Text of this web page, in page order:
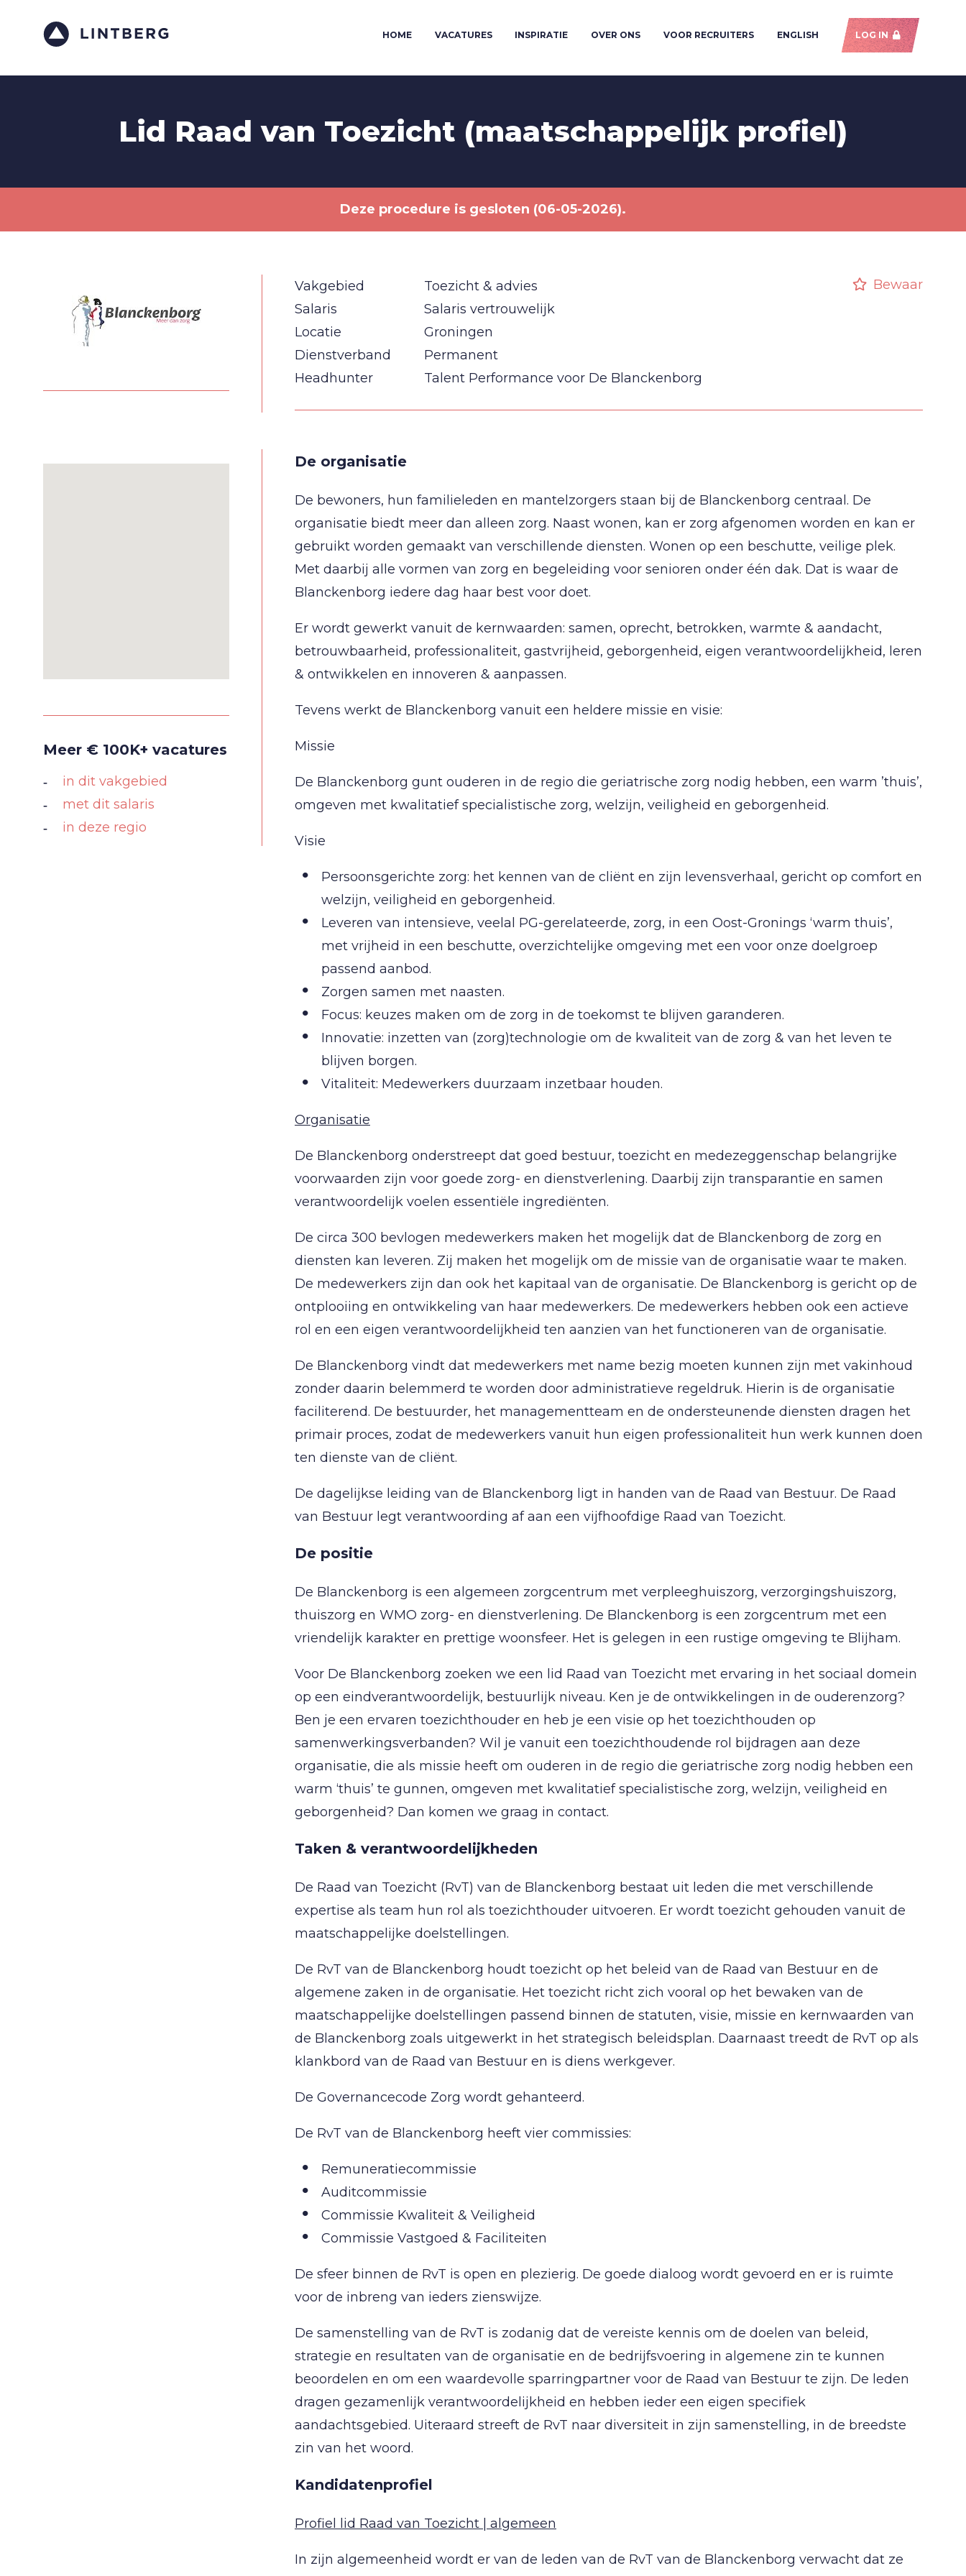
HOME VACATURES INSPIRATIE OVER ONS VOOR RECRUITERS ENGLISH LOG IN
Lid Raad van Toezicht (maatschappelijk profiel)
Deze procedure is gesloten (06-05-2026).
Vakgebied
Toezicht & advies
Salaris
Salaris vertrouwelijk
Locatie
Groningen
Dienstverband
Permanent
Headhunter
Talent Performance voor De Blanckenborg
Bewaar
Meer € 100K+ vacatures
in dit vakgebied
met dit salaris
in deze regio
De organisatie
De bewoners, hun familieleden en mantelzorgers staan bij de Blanckenborg centraal. De
organisatie biedt meer dan alleen zorg. Naast wonen, kan er zorg afgenomen worden en kan er
gebruikt worden gemaakt van verschillende diensten. Wonen op een beschutte, veilige plek.
Met daarbij alle vormen van zorg en begeleiding voor senioren onder één dak. Dat is waar de
Blanckenborg iedere dag haar best voor doet.
Er wordt gewerkt vanuit de kernwaarden: samen, oprecht, betrokken, warmte & aandacht,
betrouwbaarheid, professionaliteit, gastvrijheid, geborgenheid, eigen verantwoordelijkheid, leren
& ontwikkelen en innoveren & aanpassen.
Tevens werkt de Blanckenborg vanuit een heldere missie en visie:
Missie
De Blanckenborg gunt ouderen in de regio die geriatrische zorg nodig hebben, een warm ’thuis’,
omgeven met kwalitatief specialistische zorg, welzijn, veiligheid en geborgenheid.
Visie
Persoonsgerichte zorg: het kennen van de cliënt en zijn levensverhaal, gericht op comfort en
welzijn, veiligheid en geborgenheid.
Leveren van intensieve, veelal PG-gerelateerde, zorg, in een Oost-Gronings ‘warm thuis’,
met vrijheid in een beschutte, overzichtelijke omgeving met een voor onze doelgroep
passend aanbod.
Zorgen samen met naasten.
Focus: keuzes maken om de zorg in de toekomst te blijven garanderen.
Innovatie: inzetten van (zorg)technologie om de kwaliteit van de zorg & van het leven te
blijven borgen.
Vitaliteit: Medewerkers duurzaam inzetbaar houden.
Organisatie
De Blanckenborg onderstreept dat goed bestuur, toezicht en medezeggenschap belangrijke
voorwaarden zijn voor goede zorg- en dienstverlening. Daarbij zijn transparantie en samen
verantwoordelijk voelen essentiële ingrediënten.
De circa 300 bevlogen medewerkers maken het mogelijk dat de Blanckenborg de zorg en
diensten kan leveren. Zij maken het mogelijk om de missie van de organisatie waar te maken.
De medewerkers zijn dan ook het kapitaal van de organisatie. De Blanckenborg is gericht op de
ontplooiing en ontwikkeling van haar medewerkers. De medewerkers hebben ook een actieve
rol en een eigen verantwoordelijkheid ten aanzien van het functioneren van de organisatie.
De Blanckenborg vindt dat medewerkers met name bezig moeten kunnen zijn met vakinhoud
zonder daarin belemmerd te worden door administratieve regeldruk. Hierin is de organisatie
faciliterend. De bestuurder, het managementteam en de ondersteunende diensten dragen het
primair proces, zodat de medewerkers vanuit hun eigen professionaliteit hun werk kunnen doen
ten dienste van de cliënt.
De dagelijkse leiding van de Blanckenborg ligt in handen van de Raad van Bestuur. De Raad
van Bestuur legt verantwoording af aan een vijfhoofdige Raad van Toezicht.
De positie
De Blanckenborg is een algemeen zorgcentrum met verpleeghuiszorg, verzorgingshuiszorg,
thuiszorg en WMO zorg- en dienstverlening. De Blanckenborg is een zorgcentrum met een
vriendelijk karakter en prettige woonsfeer. Het is gelegen in een rustige omgeving te Blijham.
Voor De Blanckenborg zoeken we een lid Raad van Toezicht met ervaring in het sociaal domein
op een eindverantwoordelijk, bestuurlijk niveau. Ken je de ontwikkelingen in de ouderenzorg?
Ben je een ervaren toezichthouder en heb je een visie op het toezichthouden op
samenwerkingsverbanden? Wil je vanuit een toezichthoudende rol bijdragen aan deze
organisatie, die als missie heeft om ouderen in de regio die geriatrische zorg nodig hebben een
warm ‘thuis’ te gunnen, omgeven met kwalitatief specialistische zorg, welzijn, veiligheid en
geborgenheid? Dan komen we graag in contact.
Taken & verantwoordelijkheden
De Raad van Toezicht (RvT) van de Blanckenborg bestaat uit leden die met verschillende
expertise als team hun rol als toezichthouder uitvoeren. Er wordt toezicht gehouden vanuit de
maatschappelijke doelstellingen.
De RvT van de Blanckenborg houdt toezicht op het beleid van de Raad van Bestuur en de
algemene zaken in de organisatie. Het toezicht richt zich vooral op het bewaken van de
maatschappelijke doelstellingen passend binnen de statuten, visie, missie en kernwaarden van
de Blanckenborg zoals uitgewerkt in het strategisch beleidsplan. Daarnaast treedt de RvT op als
klankbord van de Raad van Bestuur en is diens werkgever.
De Governancecode Zorg wordt gehanteerd.
De RvT van de Blanckenborg heeft vier commissies:
Remuneratiecommissie
Auditcommissie
Commissie Kwaliteit & Veiligheid
Commissie Vastgoed & Faciliteiten
De sfeer binnen de RvT is open en plezierig. De goede dialoog wordt gevoerd en er is ruimte
voor de inbreng van ieders zienswijze.
De samenstelling van de RvT is zodanig dat de vereiste kennis om de doelen van beleid,
strategie en resultaten van de organisatie en de bedrijfsvoering in algemene zin te kunnen
beoordelen en om een waardevolle sparringpartner voor de Raad van Bestuur te zijn. De leden
dragen gezamenlijk verantwoordelijkheid en hebben ieder een eigen specifiek
aandachtsgebied. Uiteraard streeft de RvT naar diversiteit in zijn samenstelling, in de breedste
zin van het woord.
Kandidatenprofiel
Profiel lid Raad van Toezicht | algemeen
In zijn algemeenheid wordt er van de leden van de RvT van de Blanckenborg verwacht dat ze